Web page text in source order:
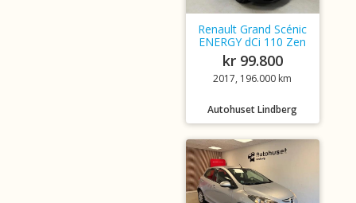
Renault Grand Scénic
ENERGY dCi 110 Zen
kr 99.800
2017, 196.000 km
Autohuset Lindberg